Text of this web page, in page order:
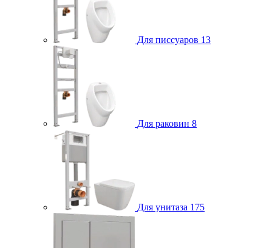
Для писсуаров 13
Для раковин 8
Для унитаза 175